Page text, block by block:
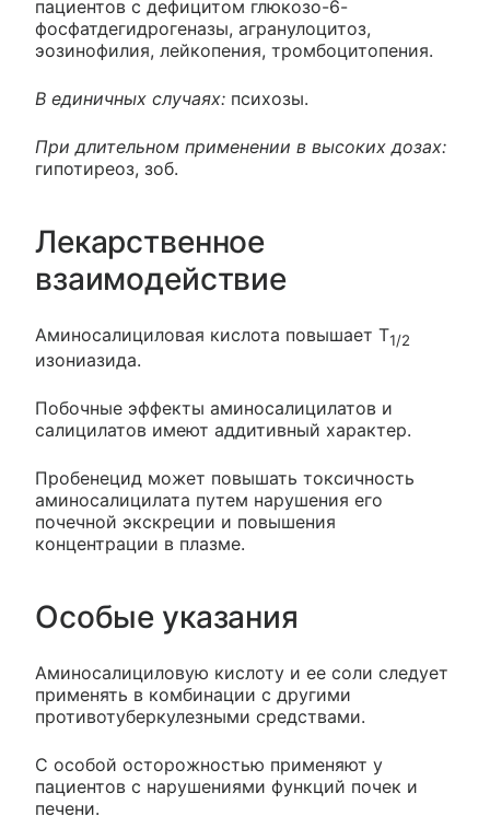
пациентов с дефицитом глюкозо-6-
фосфатдегидрогеназы, агранулоцитоз,
эозинофилия, лейкопения, тромбоцитопения.
В единичных случаях: психозы.
При длительном применении в высоких дозах:
гипотиреоз, зоб.
Лекарственное
взаимодействие
Аминосалициловая кислота повышает T1/2
изониазида.
Побочные эффекты аминосалицилатов и
салицилатов имеют аддитивный характер.
Пробенецид может повышать токсичность
аминосалицилата путем нарушения его
почечной экскреции и повышения
концентрации в плазме.
Особые указания
Аминосалициловую кислоту и ее соли следует
применять в комбинации с другими
противотуберкулезными средствами.
С особой осторожностью применяют у
пациентов с нарушениями функций почек и
печени.